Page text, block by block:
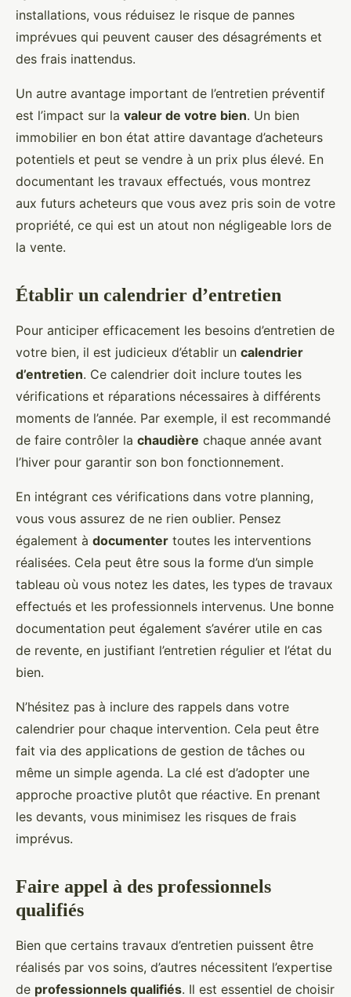
installations, vous réduisez le risque de pannes
imprévues qui peuvent causer des désagréments et
des frais inattendus.
Un autre avantage important de l’entretien préventif
est l’impact sur la valeur de votre bien. Un bien
immobilier en bon état attire davantage d’acheteurs
potentiels et peut se vendre à un prix plus élevé. En
documentant les travaux effectués, vous montrez
aux futurs acheteurs que vous avez pris soin de votre
propriété, ce qui est un atout non négligeable lors de
la vente.
Établir un calendrier d’entretien
Pour anticiper efficacement les besoins d’entretien de
votre bien, il est judicieux d’établir un calendrier
d’entretien. Ce calendrier doit inclure toutes les
vérifications et réparations nécessaires à différents
moments de l’année. Par exemple, il est recommandé
de faire contrôler la chaudière chaque année avant
l’hiver pour garantir son bon fonctionnement.
En intégrant ces vérifications dans votre planning,
vous vous assurez de ne rien oublier. Pensez
également à documenter toutes les interventions
réalisées. Cela peut être sous la forme d’un simple
tableau où vous notez les dates, les types de travaux
effectués et les professionnels intervenus. Une bonne
documentation peut également s’avérer utile en cas
de revente, en justifiant l’entretien régulier et l’état du
bien.
N’hésitez pas à inclure des rappels dans votre
calendrier pour chaque intervention. Cela peut être
fait via des applications de gestion de tâches ou
même un simple agenda. La clé est d’adopter une
approche proactive plutôt que réactive. En prenant
les devants, vous minimisez les risques de frais
imprévus.
Faire appel à des professionnels
qualifiés
Bien que certains travaux d’entretien puissent être
réalisés par vos soins, d’autres nécessitent l’expertise
de professionnels qualifiés. Il est essentiel de choisir